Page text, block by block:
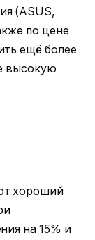
(ASUS,
по цене
ещё более
высокую
хороший
на 15% и